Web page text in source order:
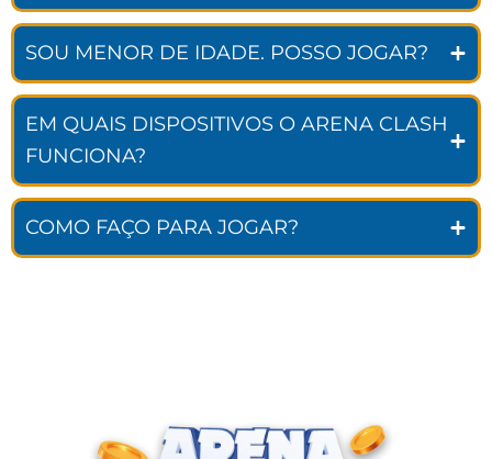
SOU MENOR DE IDADE. POSSO JOGAR?
EM QUAIS DISPOSITIVOS O ARENA CLASH
FUNCIONA?
COMO FAÇO PARA JOGAR?